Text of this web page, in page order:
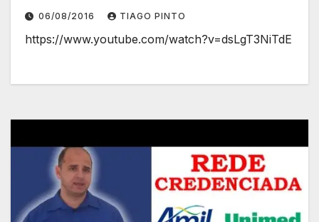
06/08/2016 TIAGO PINTO
https://www.youtube.com/watch?v=dsLgT3NiTdE